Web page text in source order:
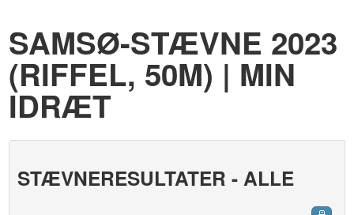
SAMSØ-STÆVNE 2023
(RIFFEL, 50M) | MIN
IDRÆT
STÆVNERESULTATER - ALLE